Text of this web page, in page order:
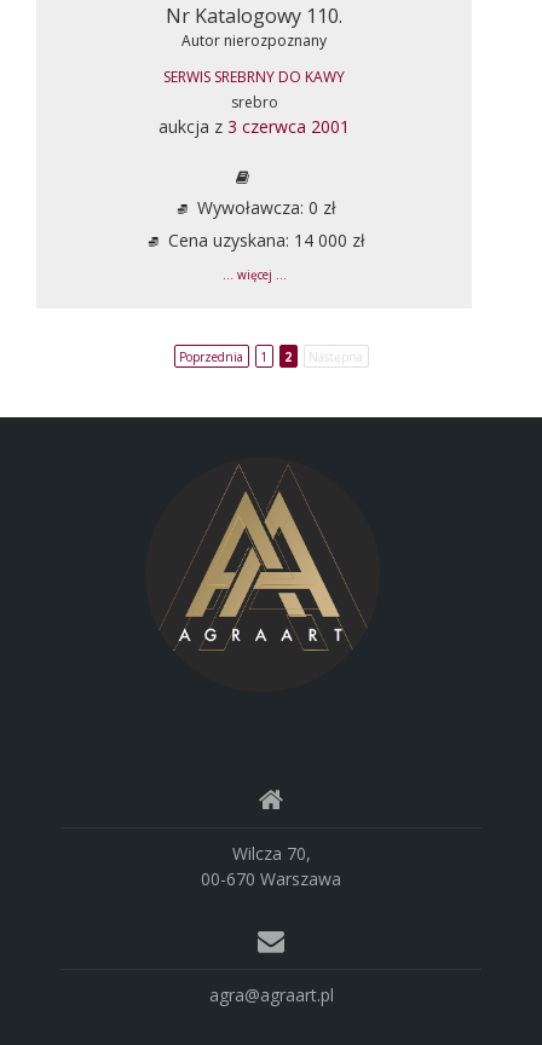
Nr Katalogowy 110.
Autor nierozpoznany
SERWIS SREBRNY DO KAWY
srebro
aukcja z 3 czerwca 2001
Wywoławcza: 0 zł
Cena uzyskana: 14 000 zł
... więcej ...
Poprzednia 1 2 Następna
Wilcza 70,
00-670 Warszawa
agra@agraart.pl